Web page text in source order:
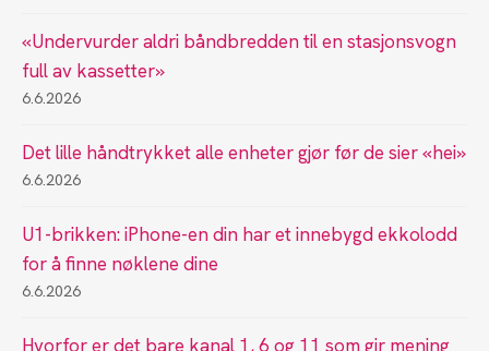
«Undervurder aldri båndbredden til en stasjonsvogn
full av kassetter»
6.6.2026
Det lille håndtrykket alle enheter gjør før de sier «hei»
6.6.2026
U1-brikken: iPhone-en din har et innebygd ekkolodd
for å finne nøklene dine
6.6.2026
Hvorfor er det bare kanal 1, 6 og 11 som gir mening